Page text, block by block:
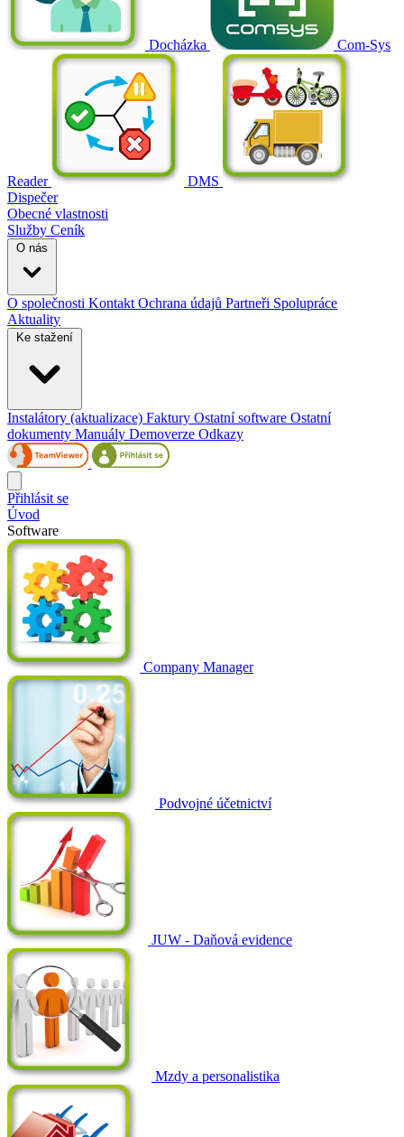
Docházka Com-Sys
Reader
DMS
Dispečer
Obecné vlastnosti
Služby Ceník
O nás
O společnosti Kontakt Ochrana údajů Partneři Spolupráce
Aktuality
Ke stažení
Instalátory (aktualizace) Faktury Ostatní software Ostatní
dokumenty Manuály Demoverze Odkazy
Přihlásit se
Úvod
Software
Company Manager
Podvojné účetnictví
JUW - Daňová evidence
Mzdy a personalistika